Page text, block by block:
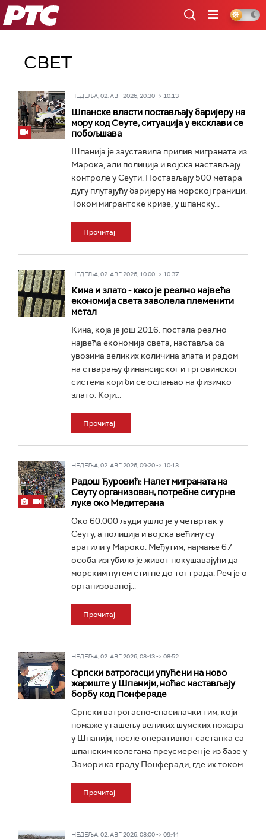
РТС
СВЕТ
НЕДЕЉА, 02. АВГ 2026, 20:30 -> 10:13
Шпанске власти постављају баријеру на
мору код Сеуте, ситуација у ексклави се
побољшава
Шпанија је зауставила прилив миграната из
Марока, али полиција и војска настављају
контроле у Сеути. Постављају 500 метара
дугу плутајућу баријеру на морској граници.
Током мигрантске кризе, у шпанску...
Прочитај
НЕДЕЉА, 02. АВГ 2026, 10:00 -> 10:37
Кина и злато - како је реaлно највећа
економија света заволела племенити
метал
Кина, која је још 2016. постала реално
највећа економија света, наставља са
увозима великих количина злата и радом
на стварању финансијског и трговинског
система који би се ослањао на физичко
злато. Који...
Прочитај
НЕДЕЉА, 02. АВГ 2026, 09:20 -> 10:13
Радош Ђуровић: Налет миграната на
Сеуту организован, потребнe сигурне
луке око Медитерана
Око 60.000 људи ушло је у четвртак у
Сеуту, а полиција и војска већину су
вратили у Мароко. Међутим, најмање 67
особа изгубило је живот покушавајући да
морским путем стигне до тог града. Реч је о
организованој...
Прочитај
НЕДЕЉА, 02. АВГ 2026, 08:43 -> 08:52
Српски ватрогасци упућени на ново
жариште у Шпанији, ноћас настављају
борбу код Понфераде
Српски ватрогасно-спасилачки тим, који
помаже у гашењу великих шумских пожара
у Шпанији, после оперативног састанка са
шпанским колегама преусмерен је из базе у
Замори ка граду Понферади, где их током...
Прочитај
НЕДЕЉА, 02. АВГ 2026, 08:00 -> 09:44